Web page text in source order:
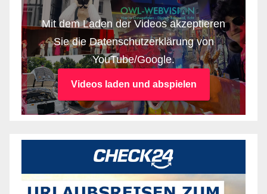
Mit dem Laden der Videos akzeptieren
Sie die Datenschutzerklärung von
YouTube/Google.
Videos laden und abspielen